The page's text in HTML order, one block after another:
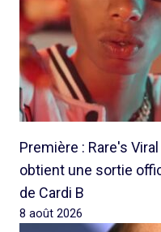
Première : Rare's
obtient une sortie
de Cardi B
8 août 2026